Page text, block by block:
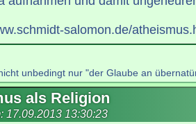
salomon.de/
unbedingt nur "der Glaube an
als Religion
17.09.2013 13:30:23